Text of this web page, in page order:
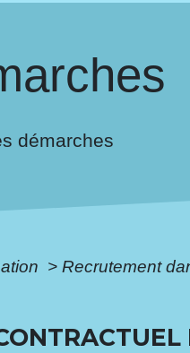
démarches
> Recrutement